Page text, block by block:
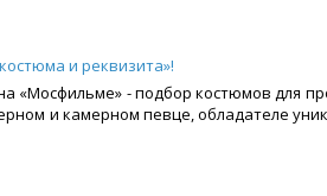
и реквизита»!
«Мосфильме» - подбор костюмов для
и камерном певце, обладателе